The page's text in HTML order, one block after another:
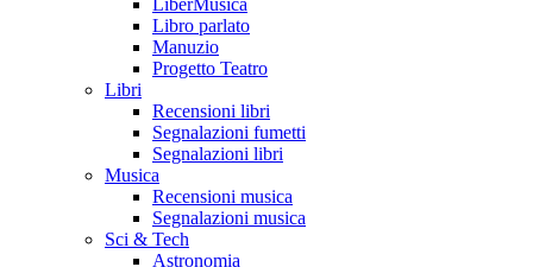
LiberMusica
Libro parlato
Manuzio
Progetto Teatro
Libri
Recensioni libri
Segnalazioni fumetti
Segnalazioni libri
Musica
Recensioni musica
Segnalazioni musica
Sci & Tech
Astronomia